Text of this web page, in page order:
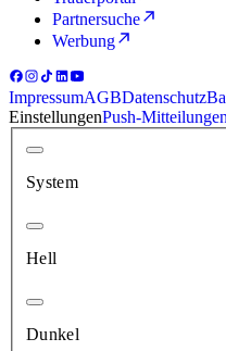
Partnersuche
Werbung
ImpressumAGBDatenschutz
EinstellungenPush-Mitteilungen
System
Hell
Dunkel